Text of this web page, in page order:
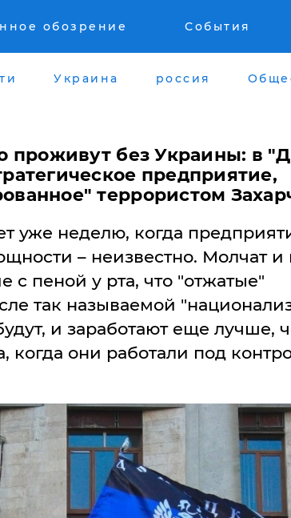
обозрение События
Украина россия
проживут без Украины: в
предприятие,
террористом
уже неделю, когда
– неизвестно. Молчат и
с пеной у рта, что "отжатые"
так называемой
и заработают еще лучше,
когда они работали под